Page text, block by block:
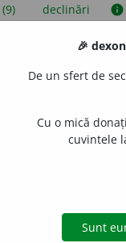
declinări info
sunt compilate
reordona filele
🎉
De un sfert de
Cu o mică
cuvintele